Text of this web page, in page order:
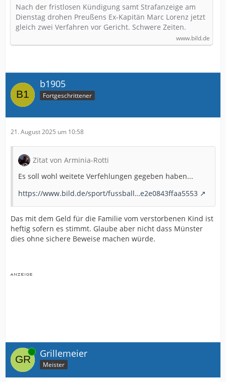
Nach der fristlosen Kündigung samt Strafanzeige am
Dienstag drohen Preußens Ex-Kapitän Marc Lorenz jetzt
gleich zwei Verfahren vor Gericht. Schwere Zeiten.
www.bild.de
b1905
Fortgeschrittener
21. August 2025 um 10:58
Zitat von Arminia-Rotti
Es soll wohl weitete Verfehlungen gegeben haben...
https://www.bild.de/sport/fussball…e2e0843ffaa5553
Das mit dem Geld für die Familie vom verstorbenen Kind ist
heftig sofern es stimmt. Glaube aber nicht dass Münster
dies ohne sichere Beweise machen würde.
Online Grillemeier
Meister